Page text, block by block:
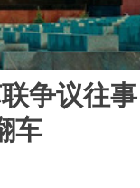
争议往
车